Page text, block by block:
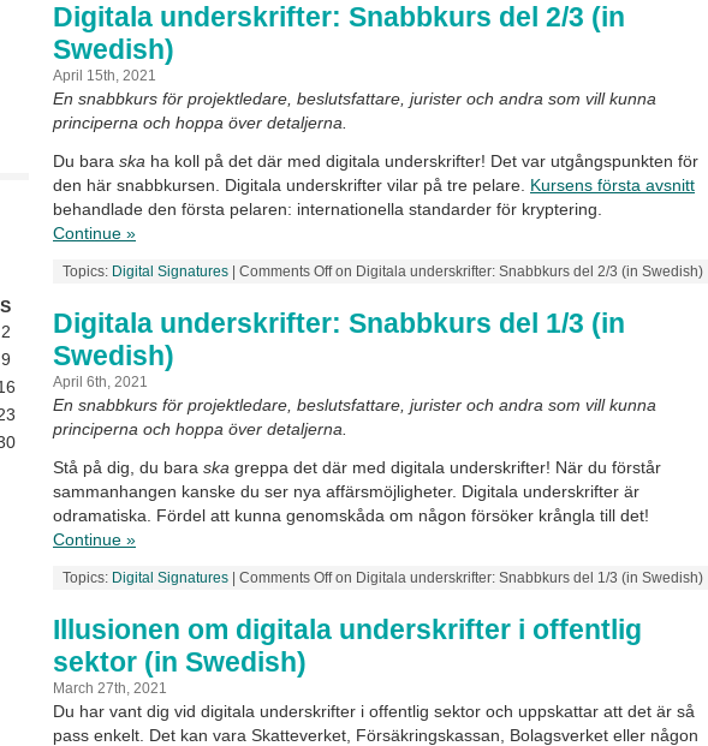
Digitala underskrifter: Snabbkurs del 2/3 (in
Swedish)
April 15th, 2021
En snabbkurs för projektledare, beslutsfattare, jurister och andra som vill kunna
principerna och hoppa över detaljerna.
Du bara ska ha koll på det där med digitala underskrifter! Det var utgångspunkten för
den här snabbkursen. Digitala underskrifter vilar på tre pelare. Kursens första avsnitt
behandlade den första pelaren: internationella standarder för kryptering.
Continue »
Topics: Digital Signatures Comments Offon Digitala underskrifter: Snabbkurs del 2/3 (in Swedish)
Digitala underskrifter: Snabbkurs del 1/3 (in
Swedish)
April 6th, 2021
En snabbkurs för projektledare, beslutsfattare, jurister och andra som vill kunna
principerna och hoppa över detaljerna.
Stå på dig, du bara ska greppa det där med digitala underskrifter! När du förstår
sammanhangen kanske du ser nya affärsmöjligheter. Digitala underskrifter är
odramatiska. Fördel att kunna genomskåda om någon försöker krångla till det!
Continue »
Topics: Digital Signatures Comments Offon Digitala underskrifter: Snabbkurs del 1/3 (in Swedish)
Illusionen om digitala underskrifter i offentlig
sektor (in Swedish)
March 27th, 2021
Du har vant dig vid digitala underskrifter i offentlig sektor och uppskattar att det är så
pass enkelt. Det kan vara Skatteverket, Försäkringskassan, Bolagsverket eller någon
S
2
9